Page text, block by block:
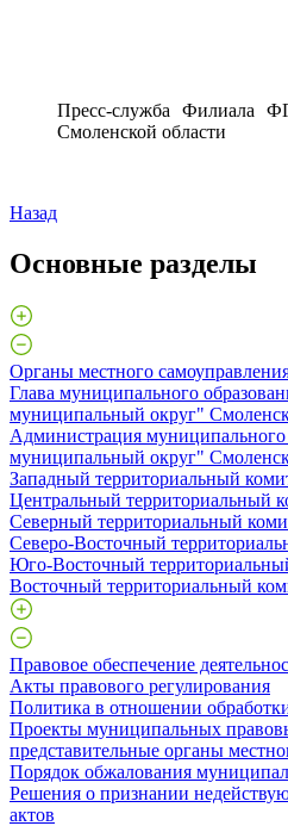
Пресс-служба Филиала
Смоленской области
Назад
Основные разделы
Органы местного
Глава муниципального
муниципальный округ"
Администрация
муниципальный округ"
Западный территориальный
Центральный территориальный
Северный территориальный
Северо-Восточный
Юго-Восточный
Восточный территориальный
Правовое обеспечение
Акты правового регулирования
Политика в отношении
Проекты муниципальных
представительные органы
Порядок обжалования
Решения о признании
актов